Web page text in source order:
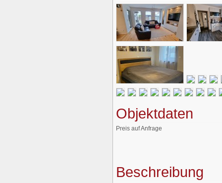
Objektdaten
Preis auf Anfrage
Beschreibung